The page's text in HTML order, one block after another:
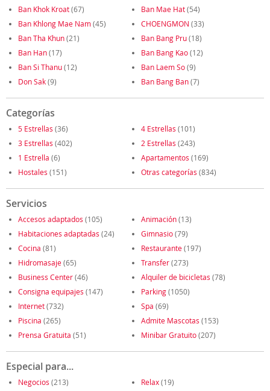
Ban Khok Kroat(67) Ban Mae Hat(54)
Ban Khlong Mae Nam(45) CHOENGMON (33)
Ban Tha Khun(21) Ban Bang Pru(18)
Ban Han(17) Ban Bang Kao(12)
Ban Si Thanu(12) Ban Laem So(9)
Don Sak(9) Ban Bang Ban(7)
Categorías
5 Estrellas (36) 4 Estrellas (101)
3 Estrellas (402) 2 Estrellas (243)
1 Estrella (6) Apartamentos (169)
Hostales (151) Otras categorías (834)
Servicios
Accesos adaptados (105) Animación(13)
Habitaciones adaptadas (24) Gimnasio(79)
Cocina (81) Restaurante(197)
Hidromasaje(65) Transfer(273)
Business Center(46) Alquiler de bicicletas (78)
Consigna equipajes (147) Parking(1050)
Internet(732) Spa (69)
Piscina (265) Admite Mascotas (153)
Prensa Gratuita (51) Minibar Gratuito(207)
Especial para...
Negocios (213) Relax(19)